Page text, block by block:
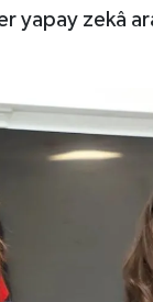
yapay zekâ